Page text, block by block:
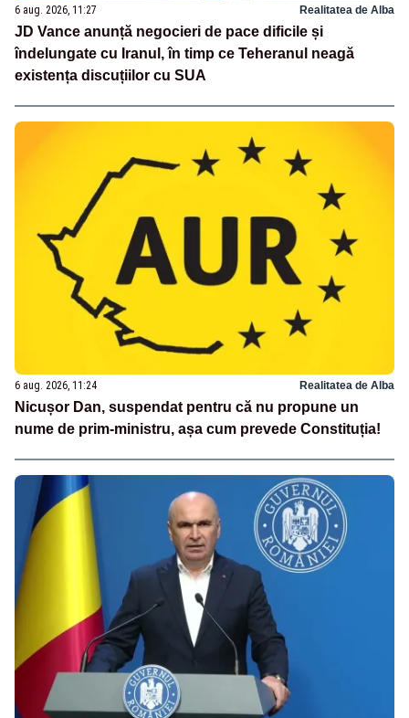
6 aug. 2026, 11:27 Realitatea de Alba
JD Vance anunță negocieri de pace dificile și
îndelungate cu Iranul, în timp ce Teheranul neagă
existența discuțiilor cu SUA
6 aug. 2026, 11:24 Realitatea de Alba
Nicușor Dan, suspendat pentru că nu propune un
nume de prim-ministru, așa cum prevede Constituția!